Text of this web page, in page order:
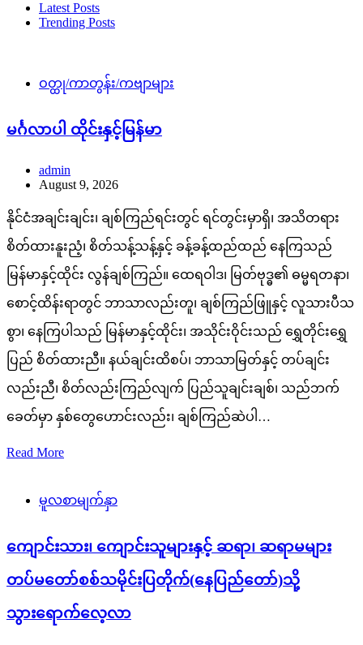
Latest Posts
Trending Posts
ဝတ္ထု/ကာတွန်း/ကဗျာများ
မင်္ဂလာပါ ထိုင်းနှင့်မြန်မာ
admin
August 9, 2026
နိုင်ငံအချင်းချင်း၊ ချစ်ကြည်ရင်းတွင် ရင်တွင်းမှာရှိ၊ အသိတရား
စိတ်ထားနူးညံ့၊ စိတ်သန့်သန့်နှင့် ခန့်ခန့်ထည်ထည် နေကြသည်
မြန်မာနှင့်ထိုင်း လွန်ချစ်ကြည်။ ထေရဝါဒ၊ မြတ်ဗုဒ္ဓ၏ ဓမ္မရတနာ၊
စောင့်ထိန်းရာတွင် ဘာသာလည်းတူ၊ ချစ်ကြည်ဖြူနှင့် လူသားပီသ
စွာ၊ နေကြပါသည် မြန်မာနှင့်ထိုင်း၊ အသိုင်းဝိုင်းသည် ရွှေတိုင်းရွှေ
ပြည် စိတ်ထားညီ။ နယ်ချင်းထိစပ်၊ ဘာသာမြတ်နှင့် တပ်ချင်း
လည်းညီ၊ စိတ်လည်းကြည်လျက် ပြည်သူချင်းချစ်၊ သည်ဘက်
ခေတ်မှာ နှစ်တွေဟောင်းလည်း၊ ချစ်ကြည်ဆဲပါ…
Read More
မူလစာမျက်နှာ
ကျောင်းသား၊ ကျောင်းသူများနှင့် ဆရာ၊ ဆရာမများ
တပ်မတော်စစ်သမိုင်းပြတိုက်(နေပြည်တော်)သို့
သွားရောက်လေ့လာ